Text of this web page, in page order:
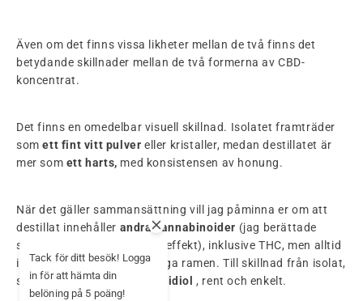
Även om det finns vissa likheter mellan de två finns det
betydande skillnader mellan de två formerna av CBD-
koncentrat.
Det finns en omedelbar visuell skillnad. Isolatet framträder
somett fint vitt pulver eller kristaller, medan destillatet är
mer som ett harts, med konsistensen av honung.
När det gäller sammansättning vill jag påminna er om att
destillat innehåller andra cannabinoider (jag berättade
särskilt om dess följeslagareffekt), inklusive THC, men alltid
inom den europeiska rättsliga ramen. Till skillnad från isolat,
sombara innehåller cannabidiol, rent och enkelt.
Tack för ditt besök! Logga
in för att hämta din
belöning på 5 poäng!